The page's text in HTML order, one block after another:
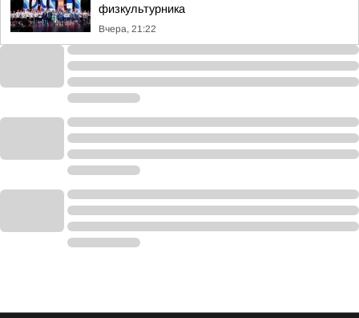
физкультурника
Вчера, 21:22